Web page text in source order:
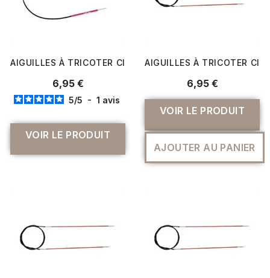
AIGUILLES À TRICOTER CIRCULAIRE FIXES ZING CABLE
6,95 €
5/5 - 1 avis
VOIR LE PRODUIT
AIGUILLES À TRICOTER
6,95 €
VOIR LE PRODUIT
AJOUTER AU PANIER